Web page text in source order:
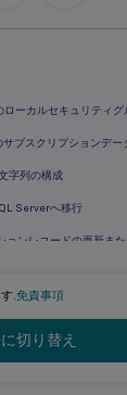
.免責事項
切り替え
ーカルセキュリティグ
ブスクリプションデー
字列の構成
Serverへ移行
ョンレコードの更新ま